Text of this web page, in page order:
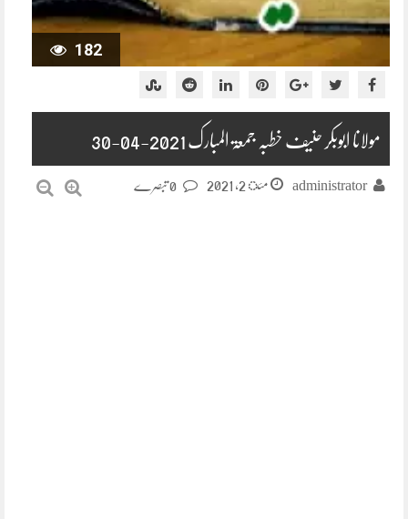
182
مولانا ابوبکر حنیف خطبہ جمعۃ المبارک 2021-04-30
administrator مئ 2, 2021